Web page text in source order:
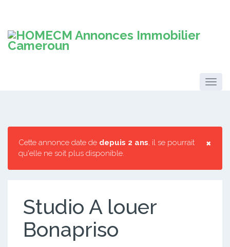
×
Cette annonce date de depuis 2 ans, il se pourrait
qu'elle ne soit plus disponible.
Studio A louer
Bonapriso